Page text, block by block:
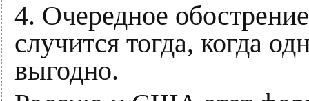
4. Очередное
случится тогда, когда
выгодно.